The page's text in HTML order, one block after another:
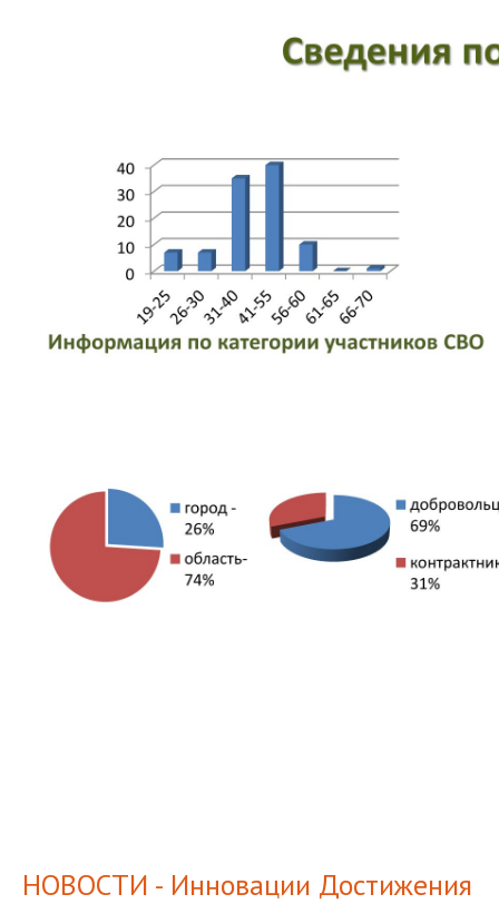
НОВОСТИ - Инновации Достижения